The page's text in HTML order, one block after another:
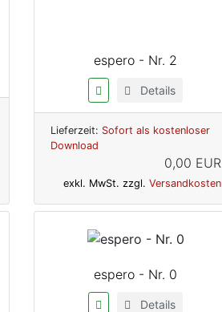
espero - Nr. 2
Details
Lieferzeit: Sofort als kostenloser
Download
0,00 EUR
exkl. MwSt. zzgl. Versandkosten
espero - Nr. 0
Details